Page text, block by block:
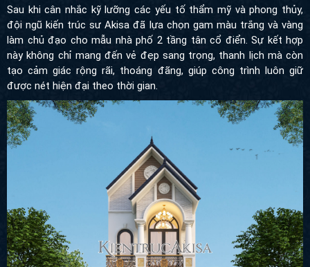
Sau khi cân nhắc kỹ lưỡng các yếu tố thẩm mỹ và phong thủy,
đội ngũ kiến trúc sư Akisa đã lựa chọn gam màu trắng và vàng
làm chủ đạo cho mẫu nhà phố 2 tầng tân cổ điển. Sự kết hợp
này không chỉ mang đến vẻ đẹp sang trọng, thanh lịch mà còn
tạo cảm giác rộng rãi, thoáng đãng, giúp công trình luôn giữ
được nét hiện đại theo thời gian.